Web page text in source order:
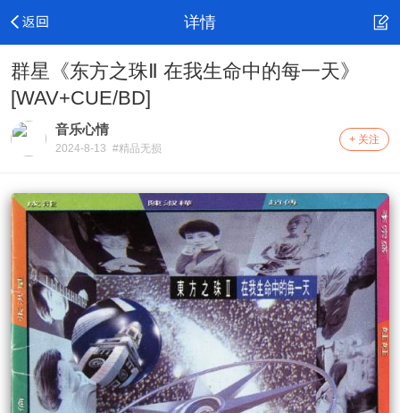
详情
群星《东方之珠Ⅱ 在我生命中的每一天》
[WAV+CUE/BD]
音乐心情
2024-8-13 #精品无损
+ 关注